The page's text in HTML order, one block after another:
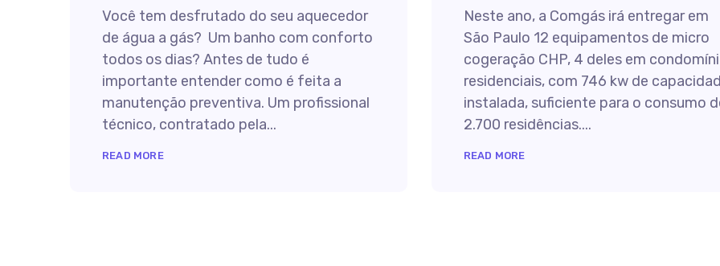
Você tem desfrutado do seu aquecedor
de água a gás? Um banho com conforto
todos os dias? Antes de tudo é
importante entender como é feita a
manutenção preventiva. Um profissional
técnico, contratado pela...
READ MORE
Neste ano, a Comgás irá entregar em
São Paulo 12 equipamentos de micro
cogeração CHP, 4 deles em
residenciais, com 746 kw de
instalada, suficiente para o consumo
2.700 residências....
READ MORE